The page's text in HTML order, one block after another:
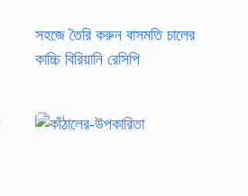
সহজে তৈরি করুন বাসমতি চালের
কাচ্চি বিরিয়ানি রেসিপি